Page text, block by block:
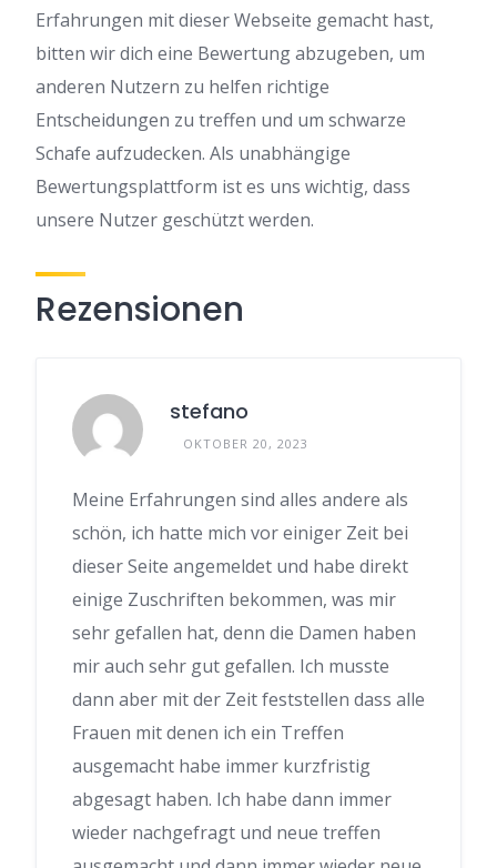
Erfahrungen mit dieser Webseite gemacht hast,
bitten wir dich eine Bewertung abzugeben, um
anderen Nutzern zu helfen richtige
Entscheidungen zu treffen und um schwarze
Schafe aufzudecken. Als unabhängige
Bewertungsplattform ist es uns wichtig, dass
unsere Nutzer geschützt werden.
Rezensionen
stefano
OKTOBER 20, 2023
Meine Erfahrungen sind alles andere als
schön, ich hatte mich vor einiger Zeit bei
dieser Seite angemeldet und habe direkt
einige Zuschriften bekommen, was mir
sehr gefallen hat, denn die Damen haben
mir auch sehr gut gefallen. Ich musste
dann aber mit der Zeit feststellen dass alle
Frauen mit denen ich ein Treffen
ausgemacht habe immer kurzfristig
abgesagt haben. Ich habe dann immer
wieder nachgefragt und neue treffen